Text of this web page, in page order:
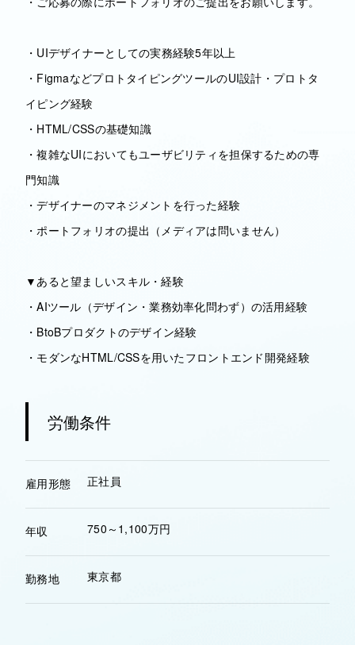
・UIデザイナーとしての実務経験5年以上
・FigmaなどプロトタイピングツールのUI設計・プロトタ
イピング経験
・HTML/CSSの基礎知識
・複雑なUIにおいてもユーザビリティを担保するための専
門知識
・デザイナーのマネジメントを行った経験
・ポートフォリオの提出（メディアは問いません）
▼あると望ましいスキル・経験
・AIツール（デザイン・業務効率化問わず）の活用経験
・BtoBプロダクトのデザイン経験
・モダンなHTML/CSSを用いたフロントエンド開発経験
労働条件
雇用形態 正社員
年収 750～1,100万円
勤務地 東京都